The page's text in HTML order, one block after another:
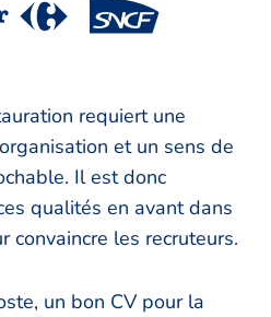
requiert une
et un sens de
Il est donc
qualités en avant dans
convaincre les recruteurs.
un bon CV pour la